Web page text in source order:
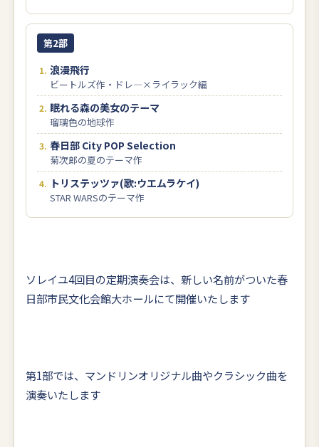
第2部
浪漫飛行
ビートルズ作・ドレ―×ライラック編
眠れる森の美女のテーマ
瑠璃色の地球作
春日部 City POP Selection
菊次郎の夏のテーマ作
トリステッツァ(歌:ウエムラケイ)
STAR WARSのテーマ作
ソレイユ4回目の定期演奏会は、新しい名前がついた春
日部市民文化会館大ホールにて開催いたします
第1部では、マンドリンオリジナル曲やクラシック曲を
演奏いたします